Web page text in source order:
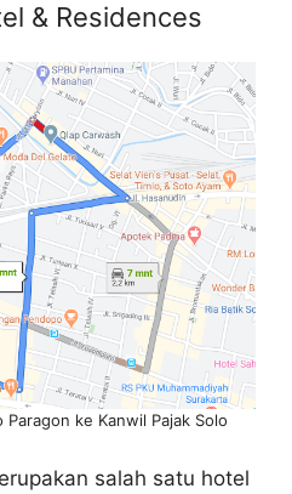
& Residences
ke Kanwil Pajak Solo
salah satu hotel